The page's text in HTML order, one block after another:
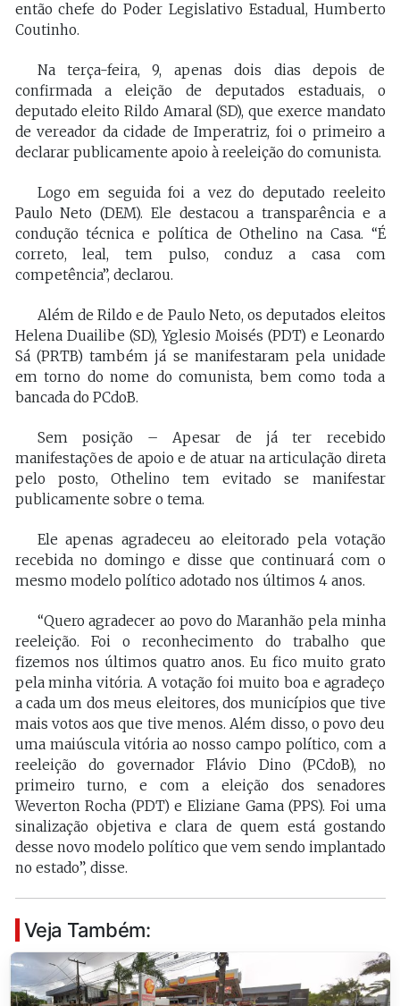
então chefe do Poder Legislativo Estadual, Humberto
Coutinho.
Na terça-feira, 9, apenas dois dias depois de
confirmada a eleição de deputados estaduais, o
deputado eleito Rildo Amaral (SD), que exerce mandato
de vereador da cidade de Imperatriz, foi o primeiro a
declarar publicamente apoio à reeleição do comunista.
Logo em seguida foi a vez do deputado reeleito
Paulo Neto (DEM). Ele destacou a transparência e a
condução técnica e política de Othelino na Casa. “É
correto, leal, tem pulso, conduz a casa com
competência”, declarou.
Além de Rildo e de Paulo Neto, os deputados eleitos
Helena Duailibe (SD), Yglesio Moisés (PDT) e Leonardo
Sá (PRTB) também já se manifestaram pela unidade
em torno do nome do comunista, bem como toda a
bancada do PCdoB.
Sem posição – Apesar de já ter recebido
manifestações de apoio e de atuar na articulação direta
pelo posto, Othelino tem evitado se manifestar
publicamente sobre o tema.
Ele apenas agradeceu ao eleitorado pela votação
recebida no domingo e disse que continuará com o
mesmo modelo político adotado nos últimos 4 anos.
“Quero agradecer ao povo do Maranhão pela minha
reeleição. Foi o reconhecimento do trabalho que
fizemos nos últimos quatro anos. Eu fico muito grato
pela minha vitória. A votação foi muito boa e agradeço
a cada um dos meus eleitores, dos municípios que tive
mais votos aos que tive menos. Além disso, o povo deu
uma maiúscula vitória ao nosso campo político, com a
reeleição do governador Flávio Dino (PCdoB), no
primeiro turno, e com a eleição dos senadores
Weverton Rocha (PDT) e Eliziane Gama (PPS). Foi uma
sinalização objetiva e clara de quem está gostando
desse novo modelo político que vem sendo implantado
no estado”, disse.
Veja Também: